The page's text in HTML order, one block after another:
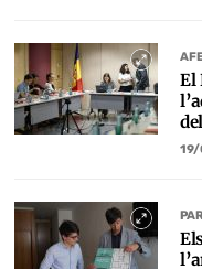
El